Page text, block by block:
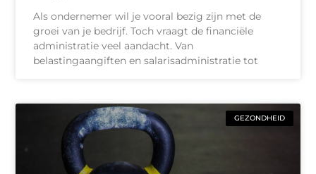
Als ondernemer wil je vooral bezig zijn met de
groei van je bedrijf. Toch vraagt de financiële
administratie veel aandacht. Van
belastingaangiften en salarisadministratie tot
GEZONDHEID